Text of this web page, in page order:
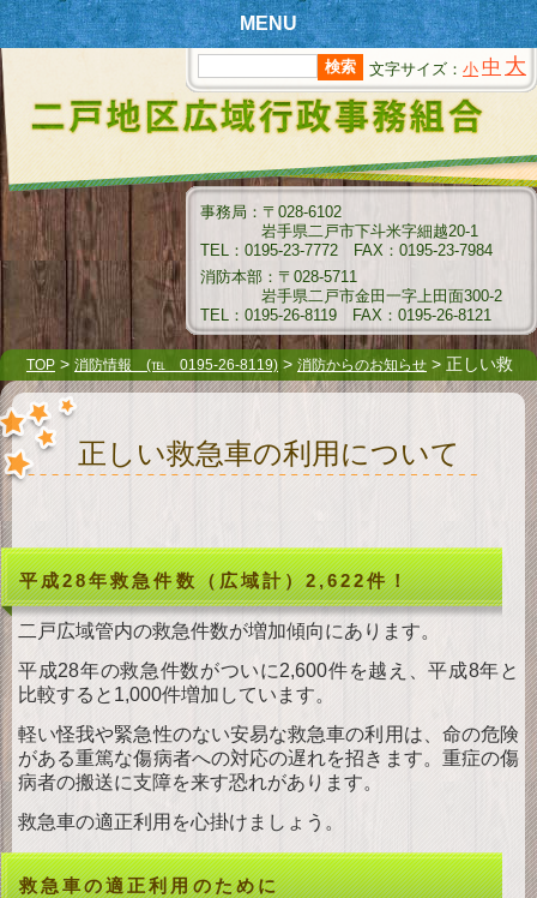
文字サイズ： 小 中 大
事務局：〒028-6102
岩手県二戸市下斗米字細越20-1
TEL：0195-23-7772 FAX：0195-23-7984
消防本部：〒028-5711
岩手県二戸市金田一字上田面300-2
TEL：0195-26-8119 FAX：0195-26-8121
TOP > 消防情報 (℡ 0195-26-8119) > 消防からのお知らせ > 正しい救
急車の利用について
MENU
新着情報
組合情報
消防情報
クリーンセンター情報
衛生センター情報
介護保険情報
組 合例規集
ダウンロード
お問い合わせ
正しい救急車の利用について
平成28年救急件数（広域計）2,622件！
二戸広域管内の救急件数が増加傾向にあります。
平成28年の救急件数がついに2,600件を越え、平成8年と
比較すると1,000件増加しています。
軽い怪我や緊急性のない安易な救急車の利用は、命の危険
がある重篤な傷病者への対応の遅れを招きます。重症の傷
病者の搬送に支障を来す恐れがあります。
救急車の適正利用を心掛けましょう。
救急車の適正利用のために